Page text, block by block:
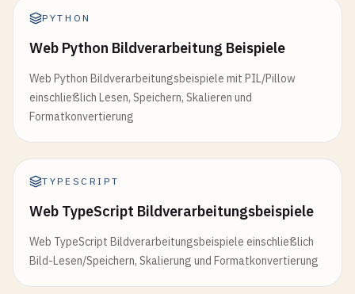
PYTHON
Web Python Bildverarbeitung Beispiele
Web Python Bildverarbeitungsbeispiele mit PIL/Pillow
einschließlich Lesen, Speichern, Skalieren und
Formatkonvertierung
TYPESCRIPT
Web TypeScript Bildverarbeitungsbeispiele
Web TypeScript Bildverarbeitungsbeispiele einschließlich
Bild-Lesen/Speichern, Skalierung und Formatkonvertierung